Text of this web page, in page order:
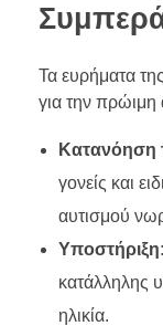
Τα ευρήματα
για την πρώιμη
Κατανόηση
γονείς και
αυτισμού
Υποστήριξη:
κατάλληλης
ηλικία.